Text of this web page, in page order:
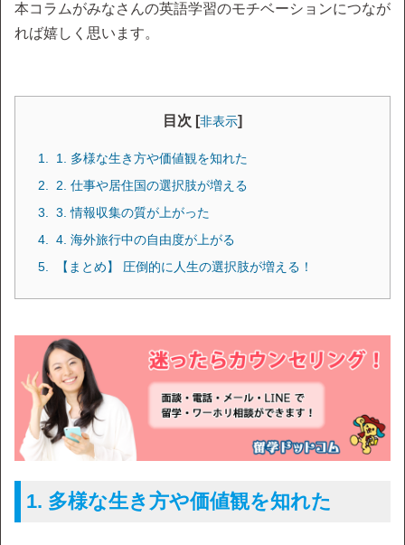
本コラムがみなさんの英語学習のモチベーションにつなが
れば嬉しく思います。
目次 [非表示]
1. 多様な生き方や価値観を知れた
2. 仕事や居住国の選択肢が増える
3. 情報収集の質が上がった
4. 海外旅行中の自由度が上がる
【まとめ】 圧倒的に人生の選択肢が増える！
1. 多様な生き方や価値観を知れた